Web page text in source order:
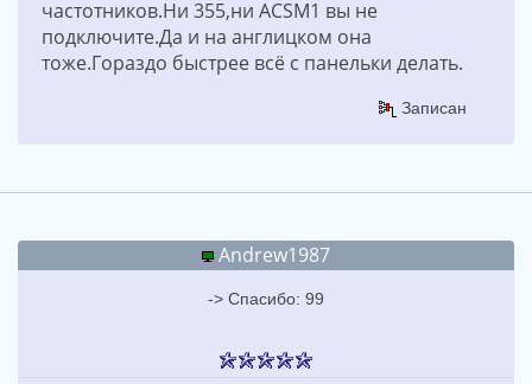
частотников.Ни 355,ни ACSM1 вы не
подключите.Да и на англицком она
тоже.Гораздо быстрее всё с панельки делать.
Записан
Andrew1987
-> Спасибо: 99